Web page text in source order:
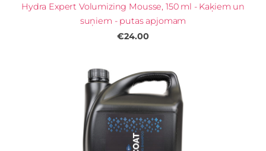
Hydra Expert Volumizing Mousse, 150 ml - Kaķiem un
suņiem - putas apjomam
€24.00